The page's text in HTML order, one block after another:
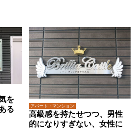
を
る
アパート・マンション
高級感を持たせつつ、男性
的になりすぎない、女性に